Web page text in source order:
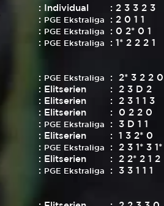
: Individual
: PGE Ekstraliga
: PGE Ekstraliga
: PGE Ekstraliga
: PGE Ekstraliga
: Elitserien
: Elitserien
: Elitserien
: PGE Ekstraliga
: Elitserien
: PGE Ekstraliga
: Elitserien
: PGE Ekstraliga
: 2 3 3 2 3
: 2 0 1 1
: 0 2* 0 1
: 1* 2 2 2 1
: 2* 3 2 2
: 2 3 D 2
: 2 3 1 1 3
: 0 2 2 0
: 3 D 1 1
: 1 3 2* 0
: 2 3 1* 3 1*
: 2 2* 2 1 2
: 3 3 1 1 1